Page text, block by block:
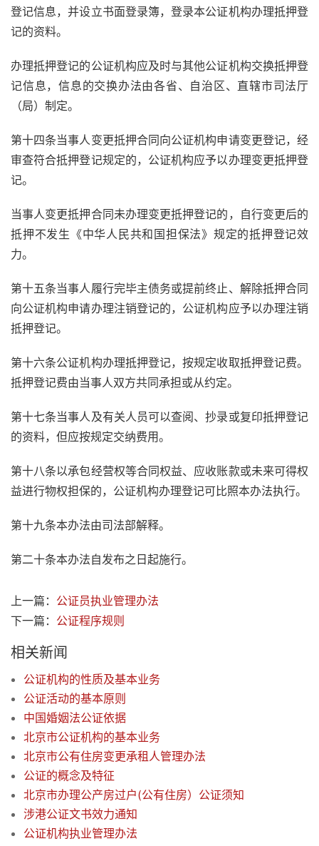
登记信息，并设立书面登录簿，登录本公证机构办理抵押登
记的资料。
办理抵押登记的公证机构应及时与其他公证机构交换抵押登
记信息，信息的交换办法由各省、自治区、直辖市司法厅
（局）制定。
第十四条当事人变更抵押合同向公证机构申请变更登记，经
审查符合抵押登记规定的，公证机构应予以办理变更抵押登
记。
当事人变更抵押合同未办理变更抵押登记的，自行变更后的
抵押不发生《中华人民共和国担保法》规定的抵押登记效
力。
第十五条当事人履行完毕主债务或提前终止、解除抵押合同
向公证机构申请办理注销登记的，公证机构应予以办理注销
抵押登记。
第十六条公证机构办理抵押登记，按规定收取抵押登记费。
抵押登记费由当事人双方共同承担或从约定。
第十七条当事人及有关人员可以查阅、抄录或复印抵押登记
的资料，但应按规定交纳费用。
第十八条以承包经营权等合同权益、应收账款或未来可得权
益进行物权担保的，公证机构办理登记可比照本办法执行。
第十九条本办法由司法部解释。
第二十条本办法自发布之日起施行。
上一篇： 公证员执业管理办法
下一篇： 公证程序规则
相关新闻
公证机构的性质及基本业务
公证活动的基本原则
中国婚姻法公证依据
北京市公证机构的基本业务
北京市公有住房变更承租人管理办法
公证的概念及特征
北京市办理公产房过户(公有住房）公证须知
涉港公证文书效力通知
公证机构执业管理办法